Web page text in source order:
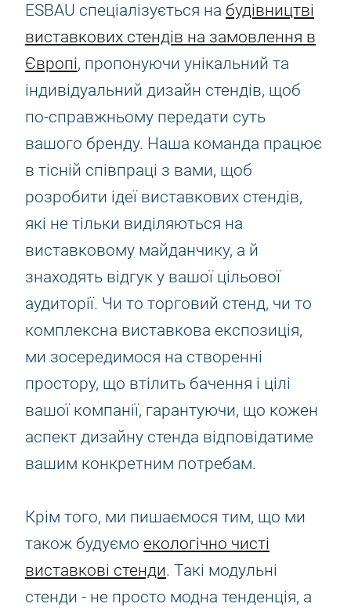
ESBAU спеціалізується на будівництві
виставкових стендів на замовлення в
Європі, пропонуючи унікальний та
індивідуальний дизайн стендів, щоб
по-справжньому передати суть
вашого бренду. Наша команда працює
в тісній співпраці з вами, щоб
розробити ідеї виставкових стендів,
які не тільки виділяються на
виставковому майданчику, а й
знаходять відгук у вашої цільової
аудиторії. Чи то торговий стенд, чи то
комплексна виставкова експозиція,
ми зосередимося на створенні
простору, що втілить бачення і цілі
вашої компанії, гарантуючи, що кожен
аспект дизайну стенда відповідатиме
вашим конкретним потребам.
Крім того, ми пишаємося тим, що ми
також будуємо екологічно чисті
виставкові стенди. Такі модульні
стенди - не просто модна тенденція, а